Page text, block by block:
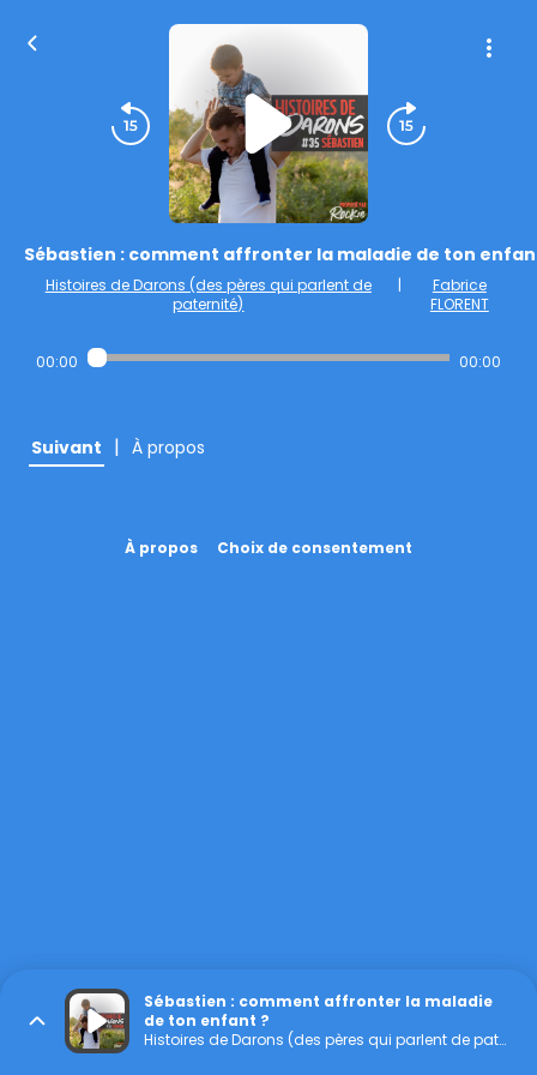
Sébastien : comment affronter la maladie de ton
Histoires de Darons (des pères qui parlent de
paternité)
|
Fabrice
FLORENT
00:00 00:00
Suivant | À propos
À propos Choix de consentement
Sébastien : comment affronter la maladie
de ton enfant ?
Histoires de Darons (des pères qui parlent de paternité)